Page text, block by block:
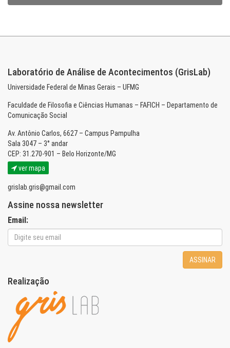
Laboratório de Análise de Acontecimentos (GrisLab)
Universidade Federal de Minas Gerais – UFMG
Faculdade de Filosofia e Ciências Humanas – FAFICH – Departamento de
Comunicação Social
Av. Antônio Carlos, 6627 – Campus Pampulha
Sala 3047 – 3° andar
CEP: 31.270-901 – Belo Horizonte/MG
ver mapa
grislab.gris@gmail.com
Assine nossa newsletter
Email:
ASSINAR
Realização